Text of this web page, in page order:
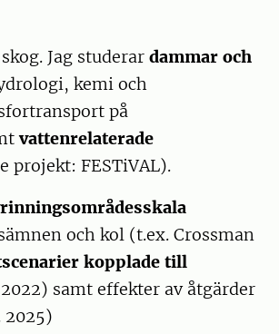
Jag studerar dammar och
kemi och
på
vattenrelaterade
projekt: FESTiVAL).
och kol (t.ex. Crossman
kopplade till
samt effekter av åtgärder